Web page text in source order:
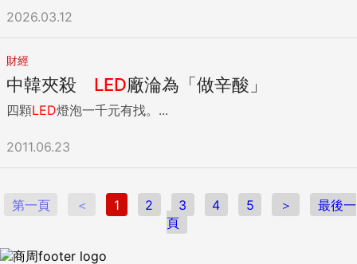
2026.03.12
財經
中韓夾殺 LED廠淪為「做辛酸」
四顆LED燈泡一千元有找。...
2011.06.23
第一頁 ＜ 1 2 3 4 5 ＞
最後一
頁